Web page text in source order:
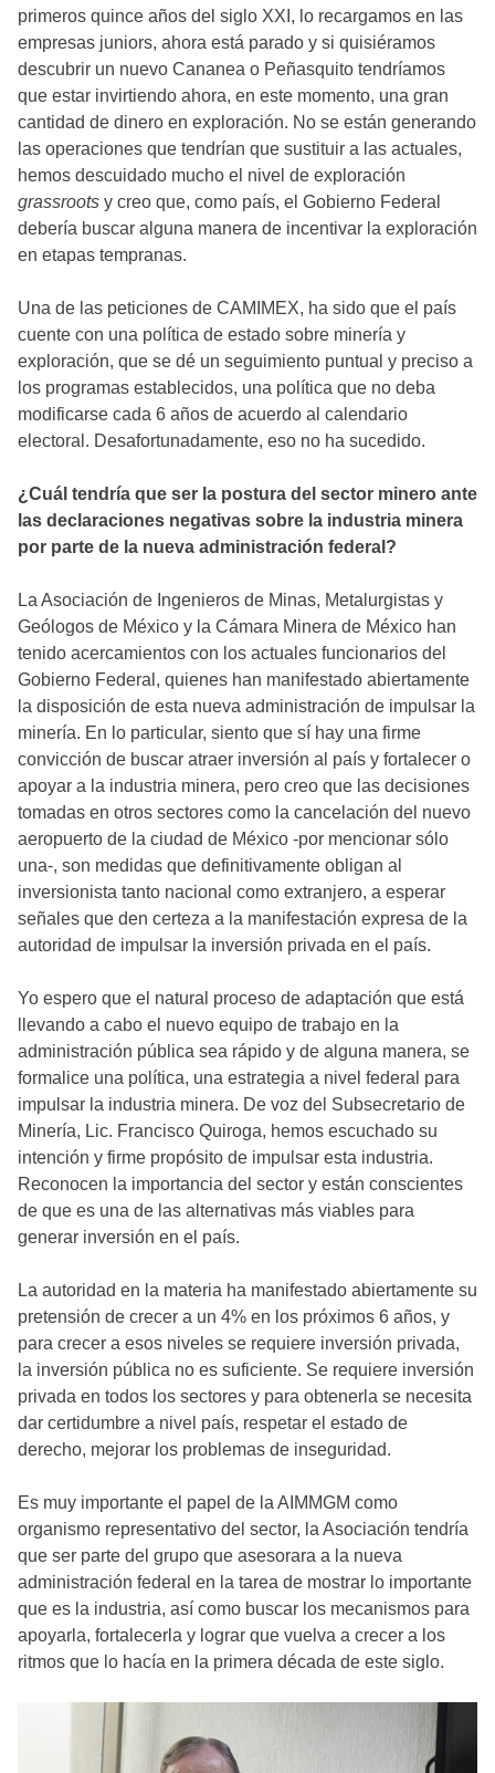
primeros quince años del siglo XXI, lo recargamos en las
empresas juniors, ahora está parado y si quisiéramos
descubrir un nuevo Cananea o Peñasquito tendríamos
que estar invirtiendo ahora, en este momento, una gran
cantidad de dinero en exploración. No se están generando
las operaciones que tendrían que sustituir a las actuales,
hemos descuidado mucho el nivel de exploración
grassroots y creo que, como país, el Gobierno Federal
debería buscar alguna manera de incentivar la exploración
en etapas tempranas.
Una de las peticiones de CAMIMEX, ha sido que el país
cuente con una política de estado sobre minería y
exploración, que se dé un seguimiento puntual y preciso a
los programas establecidos, una política que no deba
modificarse cada 6 años de acuerdo al calendario
electoral. Desafortunadamente, eso no ha sucedido.
¿Cuál tendría que ser la postura del sector minero ante
las declaraciones negativas sobre la industria minera
por parte de la nueva administración federal?
La Asociación de Ingenieros de Minas, Metalurgistas y
Geólogos de México y la Cámara Minera de México han
tenido acercamientos con los actuales funcionarios del
Gobierno Federal, quienes han manifestado abiertamente
la disposición de esta nueva administración de impulsar la
minería. En lo particular, siento que sí hay una firme
convicción de buscar atraer inversión al país y fortalecer o
apoyar a la industria minera, pero creo que las decisiones
tomadas en otros sectores como la cancelación del nuevo
aeropuerto de la ciudad de México -por mencionar sólo
una-, son medidas que definitivamente obligan al
inversionista tanto nacional como extranjero, a esperar
señales que den certeza a la manifestación expresa de la
autoridad de impulsar la inversión privada en el país.
Yo espero que el natural proceso de adaptación que está
llevando a cabo el nuevo equipo de trabajo en la
administración pública sea rápido y de alguna manera, se
formalice una política, una estrategia a nivel federal para
impulsar la industria minera. De voz del Subsecretario de
Minería, Lic. Francisco Quiroga, hemos escuchado su
intención y firme propósito de impulsar esta industria.
Reconocen la importancia del sector y están conscientes
de que es una de las alternativas más viables para
generar inversión en el país.
La autoridad en la materia ha manifestado abiertamente su
pretensión de crecer a un 4% en los próximos 6 años, y
para crecer a esos niveles se requiere inversión privada,
la inversión pública no es suficiente. Se requiere inversión
privada en todos los sectores y para obtenerla se necesita
dar certidumbre a nivel país, respetar el estado de
derecho, mejorar los problemas de inseguridad.
Es muy importante el papel de la AIMMGM como
organismo representativo del sector, la Asociación tendría
que ser parte del grupo que asesorara a la nueva
administración federal en la tarea de mostrar lo importante
que es la industria, así como buscar los mecanismos para
apoyarla, fortalecerla y lograr que vuelva a crecer a los
ritmos que lo hacía en la primera década de este siglo.